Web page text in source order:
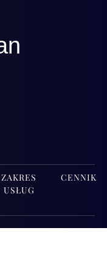
ZAKRES
USŁUG
CENNIK